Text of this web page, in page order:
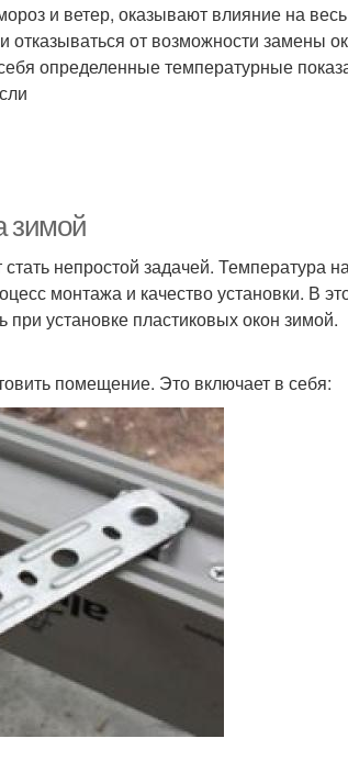
и ветер, оказывают влияние на
отказываться от возможности замены
определенные температурные
зимой
непростой задачей. Температура
монтажа и качество установки. В
установке пластиковых окон зимой.
помещение. Это включает в себя: